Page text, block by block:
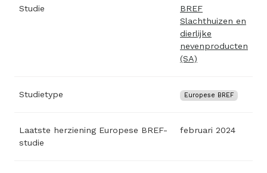
Studie
BREF
Slachthuizen en
dierlijke
nevenproducten
(SA)
Studietype Europese BREF
Laatste herziening Europese BREF-
studie
februari 2024